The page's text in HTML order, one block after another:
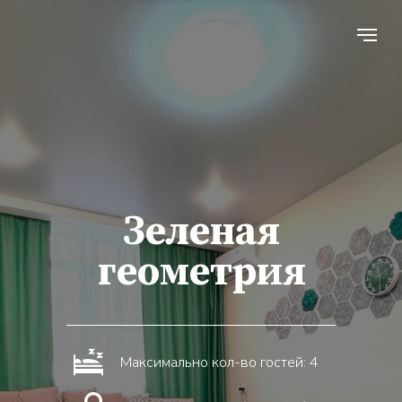
Максимально кол-во гостей: 4
Зеленая
геометрия
🪪Составление договора аренды, на основании
📑 Предоставление отчетных документов
⛔️ Мы заботимся о комфорте не только наших
дорогих соседей , поэтому необходимо
тишины с 22 до 8. ВАЖНО! над входной
видеонаблюдение, а в самой квартире
нарушении данного правила.
🚬❗️Курение в квартире запрещено. За курение
предусмотрен штраф и выселение без
квартире установлены датчики дыма с
данного правила.